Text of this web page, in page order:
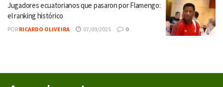
Jugadores ecuatorianos que pasaron por Flamengo:
el ranking histórico
POR RICARDO OLIVEIRA 07/09/2025 0